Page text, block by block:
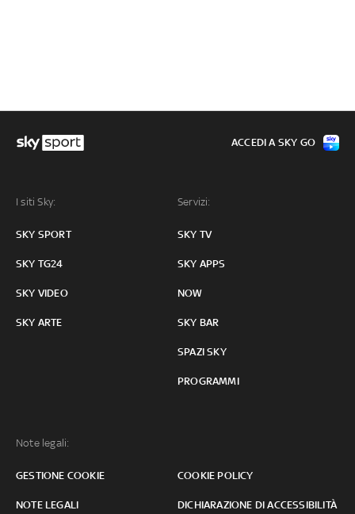
I siti Sky:
SKY SPORT
SKY TG24
SKY VIDEO
SKY ARTE
Servizi:
SKY TV
SKY APPS
NOW
SKY BAR
SPAZI SKY
PROGRAMMI
Note legali:
GESTIONE COOKIE COOKIE POLICY
NOTE LEGALI DICHIARAZIONE DI ACCESSIBILITÀ
ACCEDI A SKY GO